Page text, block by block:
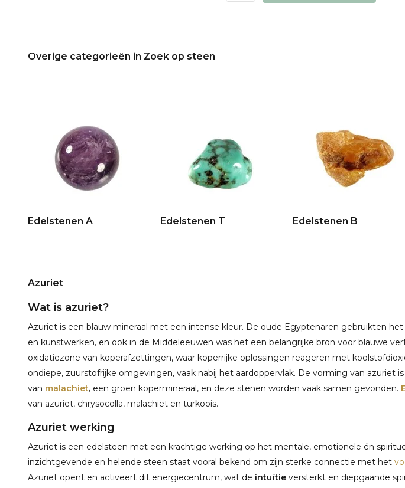
Overige categorieën in Zoek op steen
Edelstenen A Edelstenen T Edelstenen B
Azuriet
Wat is azuriet?
Azuriet is een blauw mineraal met een intense kleur. De oude Egyptenaren gebruikten
en kunstwerken, en ook in de Middeleeuwen was het een belangrijke bron voor blauwe
oxidatiezone van koperafzettingen, waar koperrijke oplossingen reageren met
ondiepe, zuurstofrijke omgevingen, vaak nabij het aardoppervlak. De vorming van azuriet
van malachiet, een groen kopermineraal, en deze stenen worden vaak samen gevonden.
van azuriet, chrysocolla, malachiet en turkoois.
Azuriet werking
Azuriet is een edelsteen met een krachtige werking op het mentale, emotionele én
inzichtgevende en helende steen staat vooral bekend om zijn sterke connectie met het
Azuriet opent en activeert dit energiecentrum, wat de intuïtie versterkt en diepgaande